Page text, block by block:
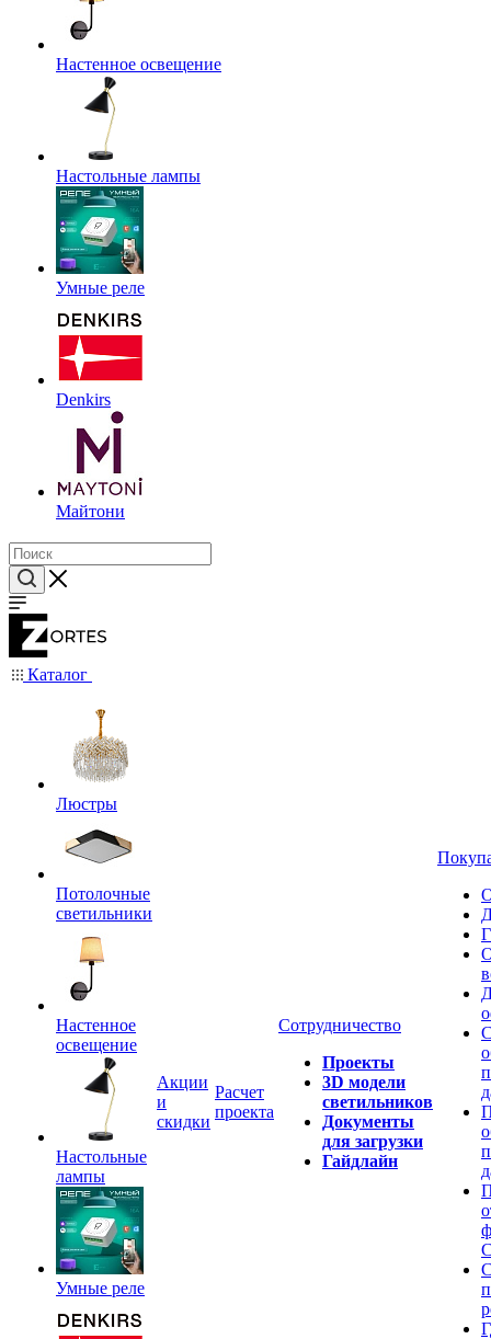
Настенное освещение
Настольные лампы
Умные реле
Denkirs
Майтони
Каталог
Люстры
Потолочные
светильники
Настенное
освещение
Настольные
лампы
Умные реле
Акции
и
скидки
Расчет
проекта
Сотрудничество
Проекты
3D модели
светильников
Документы
для загрузки
Гайдлайн